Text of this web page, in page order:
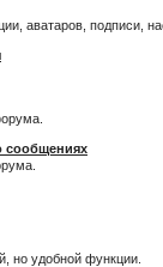
аватаров,
сообщениях
но удобной функции.